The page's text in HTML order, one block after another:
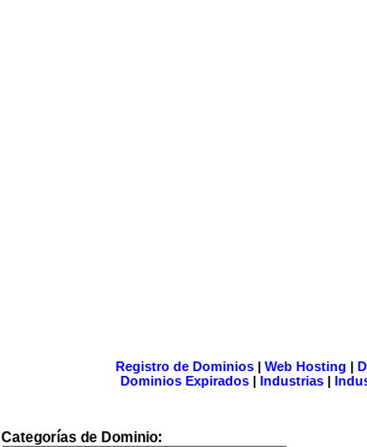
Registro de Dominios| Web Hosting |
Dominios Expirados | Industrias |
Categorías de Dominio: